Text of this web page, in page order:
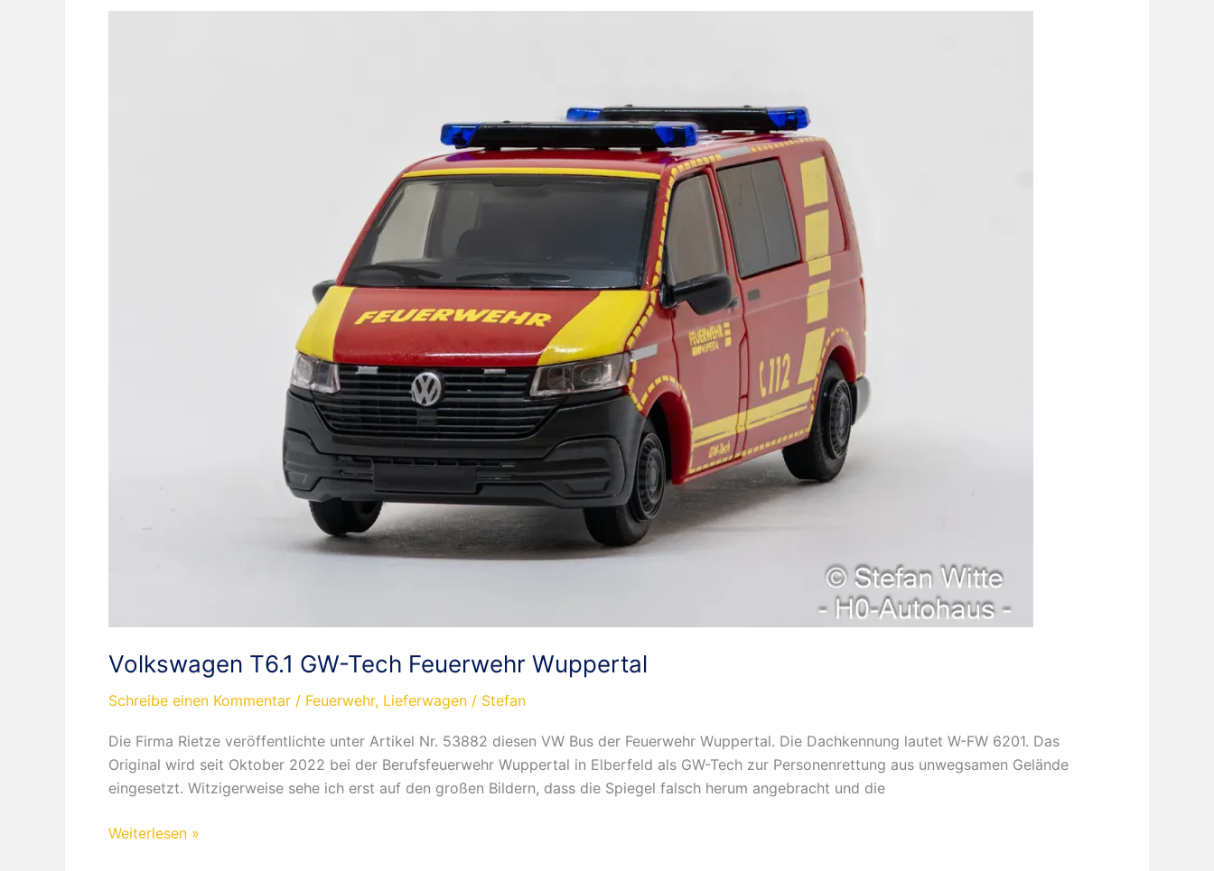
Feuerwehr
Volkswagen T6.1 GW-Tech Feuerwehr Wuppertal
Schreibe einen Kommentar / Feuerwehr, Lieferwagen / Stefan
Die Firma Rietze veröffentlichte unter Artikel Nr. 53882 diesen VW Bus der Feuerwehr Wuppertal. Die Dachkennung lautet W-FW 6201. Das
Original wird seit Oktober 2022 bei der Berufsfeuerwehr Wuppertal in Elberfeld als GW-Tech zur Personenrettung aus unwegsamen Gelände
eingesetzt. Witzigerweise sehe ich erst auf den großen Bildern, dass die Spiegel falsch herum angebracht und die
Volkswagen
Weiterlesen »